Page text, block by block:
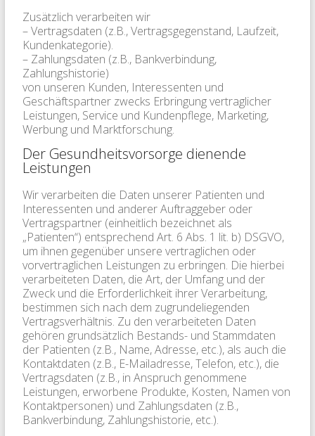
Zusätzlich verarbeiten wir
– Vertragsdaten (z.B., Vertragsgegenstand, Laufzeit,
Kundenkategorie).
– Zahlungsdaten (z.B., Bankverbindung,
Zahlungshistorie)
von unseren Kunden, Interessenten und
Geschäftspartner zwecks Erbringung vertraglicher
Leistungen, Service und Kundenpflege, Marketing,
Werbung und Marktforschung.
Der Gesundheitsvorsorge dienende
Leistungen
Wir verarbeiten die Daten unserer Patienten und
Interessenten und anderer Auftraggeber oder
Vertragspartner (einheitlich bezeichnet als
„Patienten“) entsprechend Art. 6 Abs. 1 lit. b) DSGVO,
um ihnen gegenüber unsere vertraglichen oder
vorvertraglichen Leistungen zu erbringen. Die hierbei
verarbeiteten Daten, die Art, der Umfang und der
Zweck und die Erforderlichkeit ihrer Verarbeitung,
bestimmen sich nach dem zugrundeliegenden
Vertragsverhältnis. Zu den verarbeiteten Daten
gehören grundsätzlich Bestands- und Stammdaten
der Patienten (z.B., Name, Adresse, etc.), als auch die
Kontaktdaten (z.B., E-Mailadresse, Telefon, etc.), die
Vertragsdaten (z.B., in Anspruch genommene
Leistungen, erworbene Produkte, Kosten, Namen von
Kontaktpersonen) und Zahlungsdaten (z.B.,
Bankverbindung, Zahlungshistorie, etc.).